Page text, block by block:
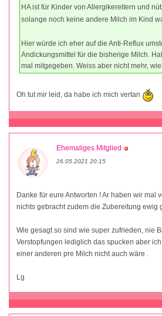
HA ist für Kinder von Allergikereltern und
solange noch keine andere Milch im Kind
Hier würde ich eher auf die Anti-Reflux
Andickungsmittel für die bisherige Milch.
mal mitgegeben. Weiss aber nicht mehr, wie
Oh tut mir leid, da habe ich mich vertan
Ehemaliges Mitglied
26.05.2021 20:15
Danke für eure Antworten ! Ar haben wir mal
nichts gebracht zudem die Zubereitung ewig
Wie gesagt so sind wie super zufrieden, nie
Verstopfungen lediglich das spucken aber
einer anderen pre Milch nicht auch wäre .
Lg